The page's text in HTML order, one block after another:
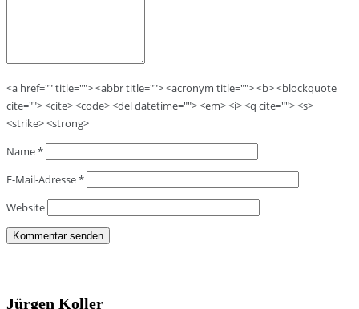
<a href="" title=""> <abbr title=""> <acronym title=""> <b> <blockquote
cite=""> <cite> <code> <del datetime=""> <em> <i> <q cite=""> <s>
<strike> <strong>
Name*
E-Mail-Adresse*
Website
Jürgen Koller